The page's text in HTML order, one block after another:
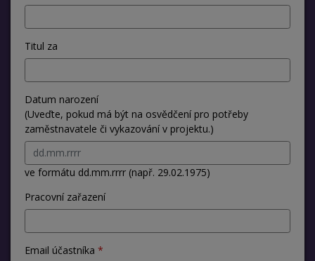
Titul za
Datum narození
(Uveďte, pokud má být na osvědčení pro potřeby
zaměstnavatele či vykazování v projektu.)
ve formátu dd.mm.rrrr (např. 29.02.1975)
Pracovní zařazení
Email účastníka